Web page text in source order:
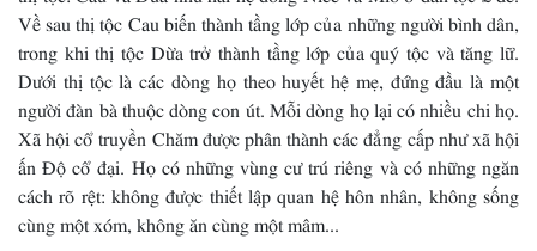
Về sau thị tộc Cau biến thành tầng lớp của những người bình dân,
trong khi thị tộc Dừa trở thành tầng lớp của quý tộc và tăng lữ.
Dưới thị tộc là các dòng họ theo huyết hệ mẹ, đứng đầu là một
người đàn bà thuộc dòng con út. Mỗi dòng họ lại có nhiều chi họ.
Xã hội cổ truyền Chăm được phân thành các đẳng cấp như xã hội
ấn Ðộ cổ đại. Họ có những vùng cư trú riêng và có những ngăn
cách rõ rệt: không được thiết lập quan hệ hôn nhân, không sống
cùng một xóm, không ăn cùng một mâm...